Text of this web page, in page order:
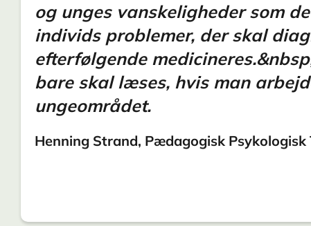
og unges vanskeligheder som
individs problemer, der skal
efterfølgende
bare skal læses, hvis man
ungeområdet.
Henning Strand, Pædagogisk Psykologisk